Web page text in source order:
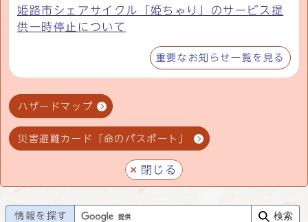
姫路市シェアサイクル「姫ちゃり」のサービス提
供一時停止について
重要なお知らせ一覧を見る
ハザードマップ
災害避難カード「命のパスポート」
閉じる
情報を探す 検索